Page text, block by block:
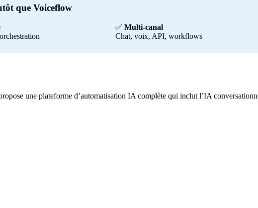
que Voiceflow
✅ Multi-canal
Chat, voix, API, workflows
une plateforme d’automatisation IA complète qui inclut l’IA